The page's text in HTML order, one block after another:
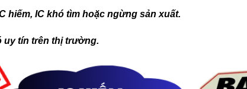
hiếm, IC khó tìm hoặc ngừng sản xuất.
uy tín trên thị trường.